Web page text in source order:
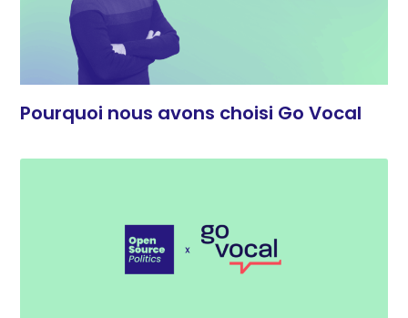
Pourquoi nous avons choisi Go Vocal